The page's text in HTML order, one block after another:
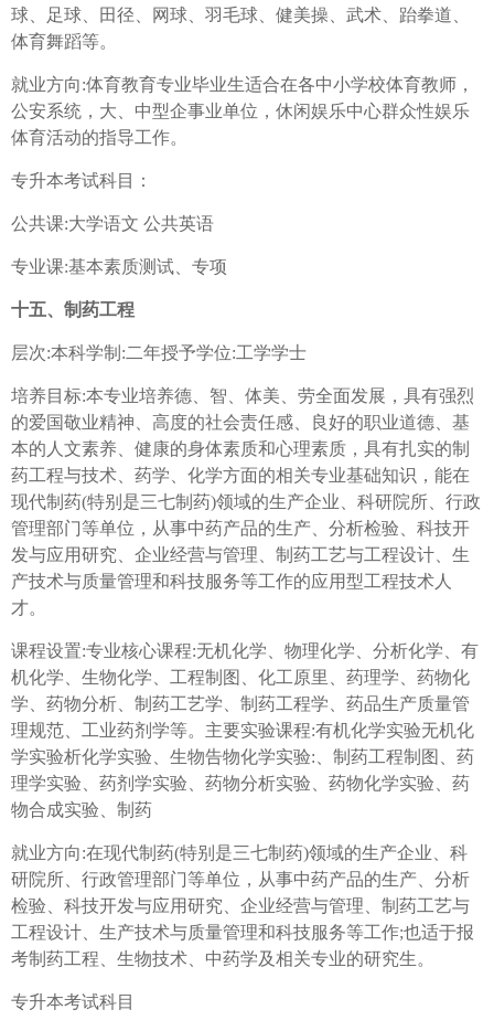
球、足球、田径、网球、羽毛球、健美操、武术、跆拳道、
体育舞蹈等。
就业方向:体育教育专业毕业生适合在各中小学校体育教师，
公安系统，大、中型企事业单位，休闲娱乐中心群众性娱乐
体育活动的指导工作。
专升本考试科目：
公共课:大学语文 公共英语
专业课:基本素质测试、专项
十五、制药工程
层次:本科学制:二年授予学位:工学学士
培养目标:本专业培养德、智、体美、劳全面发展，具有强烈
的爱国敬业精神、高度的社会责任感、良好的职业道德、基
本的人文素养、健康的身体素质和心理素质，具有扎实的制
药工程与技术、药学、化学方面的相关专业基础知识，能在
现代制药(特别是三七制药)领域的生产企业、科研院所、行政
管理部门等单位，从事中药产品的生产、分析检验、科技开
发与应用研究、企业经营与管理、制药工艺与工程设计、生
产技术与质量管理和科技服务等工作的应用型工程技术人
才。
课程设置:专业核心课程:无机化学、物理化学、分析化学、有
机化学、生物化学、工程制图、化工原里、药理学、药物化
学、药物分析、制药工艺学、制药工程学、药品生产质量管
理规范、工业药剂学等。主要实验课程:有机化学实验无机化
学实验析化学实验、生物告物化学实验:、制药工程制图、药
理学实验、药剂学实验、药物分析实验、药物化学实验、药
物合成实验、制药
就业方向:在现代制药(特别是三七制药)领域的生产企业、科
研院所、行政管理部门等单位，从事中药产品的生产、分析
检验、科技开发与应用研究、企业经营与管理、制药工艺与
工程设计、生产技术与质量管理和科技服务等工作;也适于报
考制药工程、生物技术、中药学及相关专业的研究生。
专升本考试科目